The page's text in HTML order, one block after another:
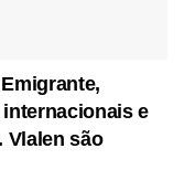
e
Vlalen são